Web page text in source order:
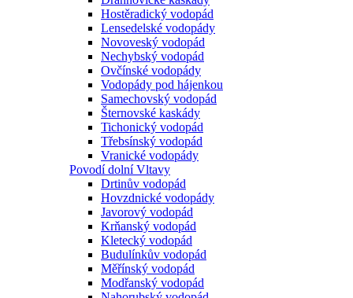
Hostěradický vodopád
Lensedelské vodopády
Novoveský vodopád
Nechybský vodopád
Ovčínské vodopády
Vodopády pod hájenkou
Samechovský vodopád
Šternovské kaskády
Tichonický vodopád
Třebsínský vodopád
Vranické vodopády
Povodí dolní Vltavy
Drtinův vodopád
Hovzdnické vodopády
Javorový vodopád
Krňanský vodopád
Kletecký vodopád
Budulínkův vodopád
Měřínský vodopád
Modřanský vodopád